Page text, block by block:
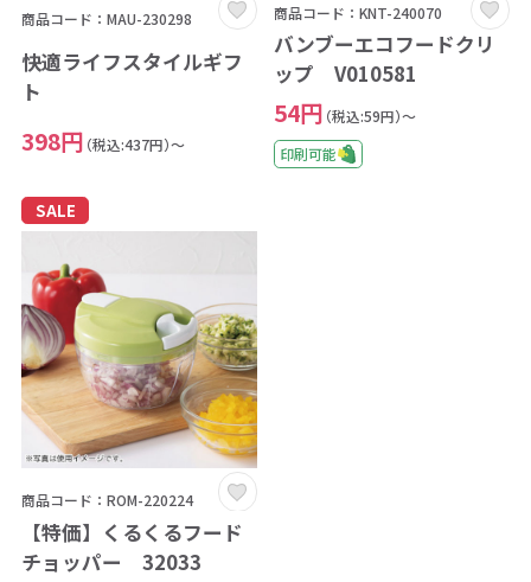
商品コード：MAU-230298
快適ライフスタイルギフ
ト
398円 （税込:437円）～
商品コード：KNT-240070
バンブーエコフードクリ
ップ V010581
54円 （税込:59円）～
印刷可能
SALE
商品コード：ROM-220224
【特価】くるくるフード
チョッパー 32033